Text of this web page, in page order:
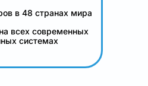
в 48 странах мира
всех современных
системах